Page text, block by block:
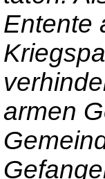
Entente
armen